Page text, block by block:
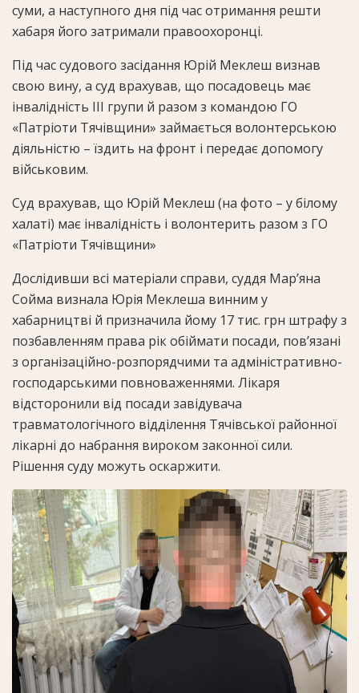
суми, а наступного дня під час отримання решти
хабаря його затримали правоохоронці.
Під час судового засідання Юрій Меклеш визнав
свою вину, а суд врахував, що посадовець має
інвалідність III групи й разом з командою ГО
«Патріоти Тячівщини» займається волонтерською
діяльністю – їздить на фронт і передає допомогу
військовим.
Суд врахував, що Юрій Меклеш (на фото – у білому
халаті) має інвалідність і волонтерить разом з ГО
«Патріоти Тячівщини»
Дослідивши всі матеріали справи, суддя Мар’яна
Сойма визнала Юрія Меклеша винним у
хабарництві й призначила йому 17 тис. грн штрафу з
позбавленням права рік обіймати посади, пов’язані
з організаційно-розпорядчими та адміністративно-
господарськими повноваженнями. Лікаря
відсторонили від посади завідувача
травматологічного відділення Тячівської районної
лікарні до набрання вироком законної сили.
Рішення суду можуть оскаржити.